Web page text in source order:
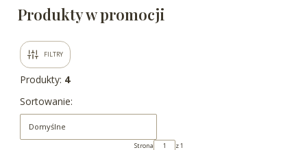
Produkty w promocji
FILTRY
Produkty: 4
Lista produktów
Sortowanie:
Domyślne
Strona z 1